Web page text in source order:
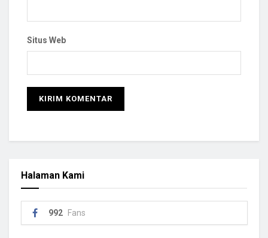
Situs Web
Halaman Kami
992 Fans